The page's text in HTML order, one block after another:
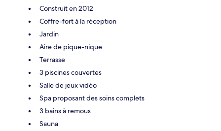
Construit en 2012
Coffre-fort à la réception
Jardin
Aire de pique-nique
Terrasse
3 piscines couvertes
Salle de jeux vidéo
Spa proposant des soins complets
3 bains à remous
Sauna